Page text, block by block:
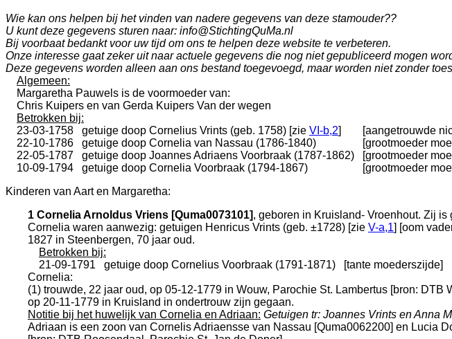
Wie kan ons helpen bij het vinden van nadere gegevens van deze stamouder??
U kunt deze gegevens sturen naar: info@StichtingQuMa.nl
Bij voorbaat bedankt voor uw tijd om ons te helpen deze website te verbeteren.
Onze interesse gaat zeker uit naar actuele gegevens die nog niet gepubliceerd mogen
Deze gegevens worden alleen aan ons bestand toegevoegd, maar worden niet zonder
Algemeen:
Margaretha Pauwels is de voormoeder van:
Chris Kuipers en van Gerda Kuipers Van der wegen
Betrokken bij:
23-03-1758
getuige doop Cornelius Vrints (geb. 1758) [zie VI-b,2]
[aangetrouwde
22-10-1786
getuige doop Cornelia van Nassau (1786-1840)
[grootmoeder
22-05-1787
getuige doop Joannes Adriaens Voorbraak (1787-1862) [grootmoeder
10-09-1794
getuige doop Cornelia Voorbraak (1794-1867)
[grootmoeder
Kinderen van Aart en Margaretha:
1 Cornelia Arnoldus Vriens [Quma0073101], geboren in Kruisland- Vroenhout. Zij is
Cornelia waren aanwezig: getuigen Henricus Vrints (geb. ±1728) [zie V-a,1] [oom
1827 in Steenbergen, 70 jaar oud.
Betrokken bij:
21-09-1791
getuige doop Cornelius Voorbraak (1791-1871)
[tante moederszijde]
Cornelia:
(1) trouwde, 22 jaar oud, op 05-12-1779 in Wouw, Parochie St. Lambertus [bron: DTB
op 20-11-1779 in Kruisland in ondertrouw zijn gegaan.
Notitie bij het huwelijk van Cornelia en Adriaan: Getuigen tr: Joannes Vrints en Anna
Adriaan is een zoon van Cornelis Adriaensse van Nassau [Quma0062200] en Lucia